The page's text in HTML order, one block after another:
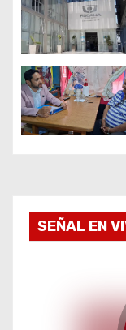
ó
n
d
e
t
r
SEÑAL EN